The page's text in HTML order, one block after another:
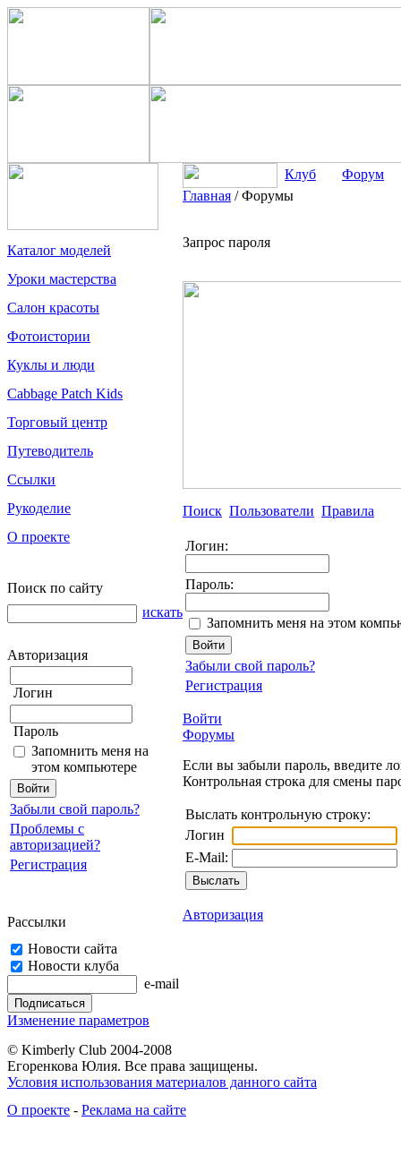
Каталог моделей
Уроки мастерства
Салон красоты
Фотоистории
Куклы и люди
Cabbage Patch Kids
Торговый центр
Путеводитель
Ссылки
Рукоделие
О проекте
Поиск по сайту
искать
Авторизация
Логин
Пароль
Запомнить меня на
этом компьютере
Забыли свой пароль?
Проблемы с
авторизацией?
Регистрация
Рассылки
Новости сайта
Новости клуба
e-mail
Изменение параметров
Клуб
Форум
Главная /Форумы
Запрос пароля
Поиск Пользователи Правила
Логин:
Пароль:
Запомнить меня на этом
Забыли свой пароль?
Регистрация
Войти
Форумы
Если вы забыли пароль, введите
Контрольная строка для смены
Выслать контрольную строку:
Логин
E-Mail:
Авторизация
© Kimberly Club 2004-2008
Егоренкова Юлия. Все права защищены.
Условия использования материалов данного сайта
О проекте - Реклама на сайте